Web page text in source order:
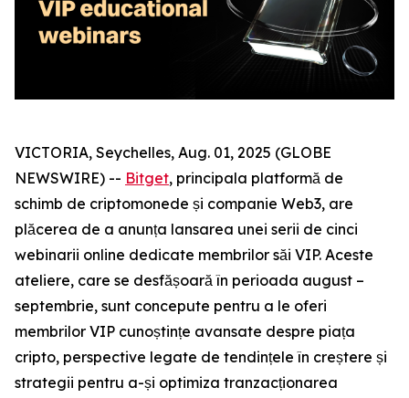
VICTORIA, Seychelles, Aug. 01, 2025 (GLOBE
NEWSWIRE) -- Bitget, principala platformă de
schimb de criptomonede și companie Web3, are
plăcerea de a anunța lansarea unei serii de cinci
webinarii online dedicate membrilor săi VIP. Aceste
ateliere, care se desfășoară în perioada august –
septembrie, sunt concepute pentru a le oferi
membrilor VIP cunoștințe avansate despre piața
cripto, perspective legate de tendințele în creștere și
strategii pentru a-și optimiza tranzacționarea